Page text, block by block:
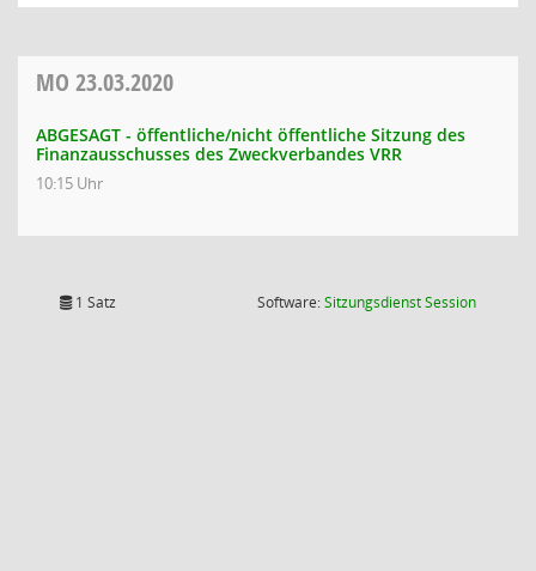
MO 23.03.2020
ABGESAGT - öffentliche/nicht öffentliche Sitzung des
Finanzausschusses des Zweckverbandes VRR
10:15 Uhr
1 Satz Software:SitzungsdienstSession(Wird in